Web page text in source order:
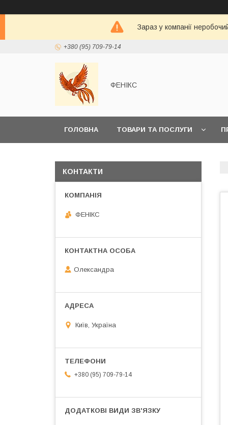
Зараз у компанії
+380 (95) 709-79-14
ФЕНІКС
ГОЛОВНА ТОВАРИ ТА ПОСЛУГИ
КОНТАКТИ
ФЕНІКС
Олександра
Київ, Україна
+380 (95) 709-79-14